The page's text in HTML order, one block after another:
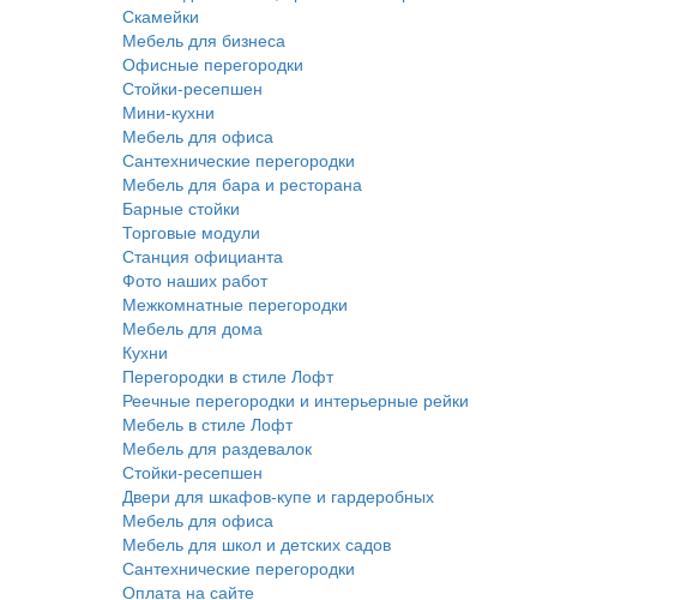
Скамейки
Мебель для бизнеса
Офисные перегородки
Стойки-ресепшен
Мини-кухни
Мебель для офиса
Сантехнические перегородки
Мебель для бара и ресторана
Барные стойки
Торговые модули
Станция официанта
Фото наших работ
Межкомнатные перегородки
Мебель для дома
Кухни
Перегородки в стиле Лофт
Реечные перегородки и интерьерные рейки
Мебель в стиле Лофт
Мебель для раздевалок
Стойки-ресепшен
Двери для шкафов-купе и гардеробных
Мебель для офиса
Мебель для школ и детских садов
Сантехнические перегородки
Оплата на сайте